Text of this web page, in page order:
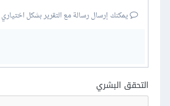
يمكنك إرسال رسالة مع التقرير بشكل اختياري
التحقق البشري